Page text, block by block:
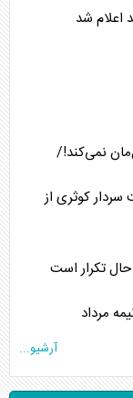
اعلام شد
نمی‌کند!/
کوثری از
حال تکرار است
آرشیو...